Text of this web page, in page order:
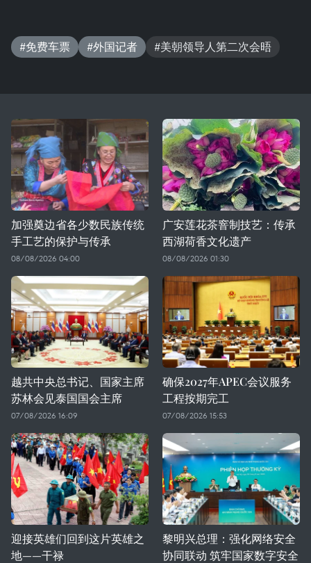
#免费车票 #外国记者 #美朝领导人第二次会晤
加强奠边省各少数民族传统
手工艺的保护与传承
08/08/2026 04:00
广安莲花茶窨制技艺：传承
西湖荷香文化遗产
08/08/2026 01:30
越共中央总书记、国家主席
苏林会见泰国国会主席
07/08/2026 16:09
确保2027年APEC会议服务
工程按期完工
07/08/2026 15:53
迎接英雄们回到这片英雄之
地——干禄
黎明兴总理：强化网络安全
协同联动 筑牢国家数字安全